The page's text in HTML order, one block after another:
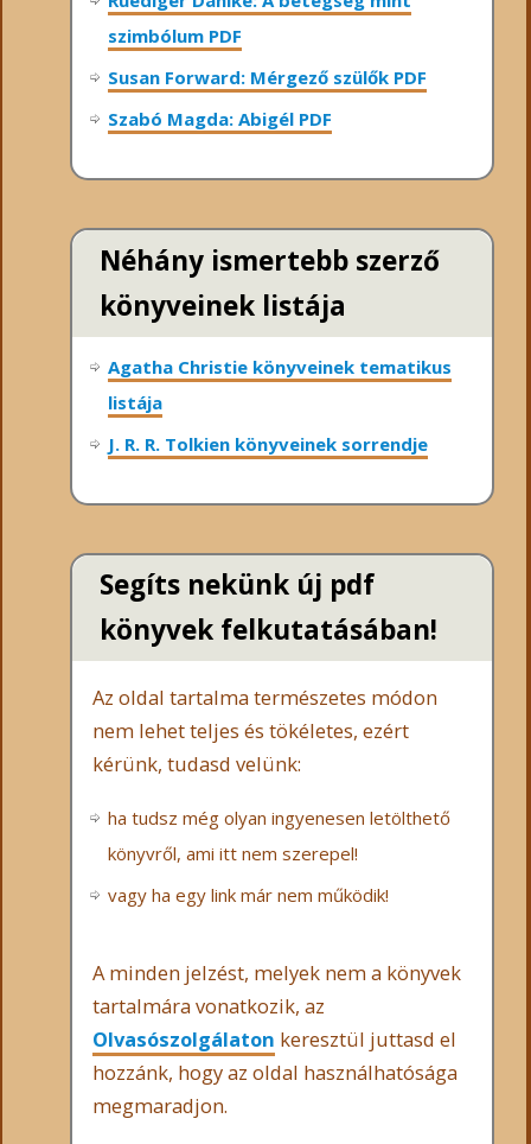
szimbólum PDF
Susan Forward: Mérgező szülők PDF
Szabó Magda: Abigél PDF
Néhány ismertebb szerző
könyveinek listája
Agatha Christie könyveinek tematikus
listája
J. R. R. Tolkien könyveinek sorrendje
Segíts nekünk új pdf
könyvek felkutatásában!
Az oldal tartalma természetes módon
nem lehet teljes és tökéletes, ezért
kérünk, tudasd velünk:
ha tudsz még olyan ingyenesen letölthető
könyvről, ami itt nem szerepel!
vagy ha egy link már nem működik!
A minden jelzést, melyek nem a könyvek
tartalmára vonatkozik, az
Olvasószolgálaton keresztül juttasd el
hozzánk, hogy az oldal használhatósága
megmaradjon.